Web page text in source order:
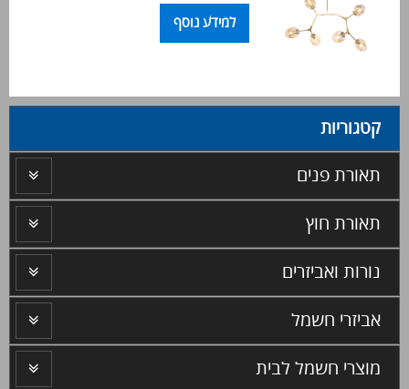
למידע נוסף
קטגוריות
תאורת פנים
תאורת חוץ
נורות ואביזרים
אביזרי חשמל
מוצרי חשמל לבית